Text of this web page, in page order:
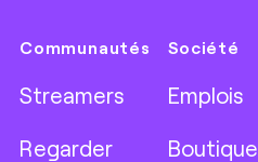
Communautés
Streamers
Regarder
Société
Emplois
Boutique